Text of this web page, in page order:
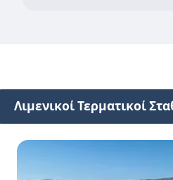
Λιμενικοί Τερματικοί